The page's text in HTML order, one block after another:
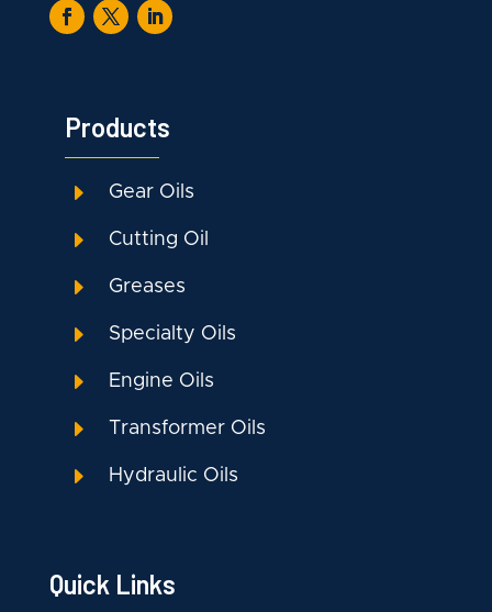
Products
E Gear Oils
E Cutting Oil
E Greases
E Specialty Oils
E Engine Oils
E Transformer Oils
E Hydraulic Oils
Quick Links